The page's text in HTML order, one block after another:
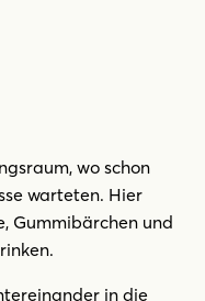
wo schon
warteten. Hier
Gummibärchen und
in die